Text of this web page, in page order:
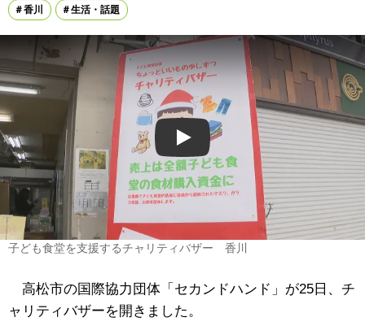
香川
生活・話題
Play
子ども食堂を支援するチャリティバザー 香川
高松市の国際協力団体「セカンドハンド」が25日、チ
ャリティバザーを開きました。